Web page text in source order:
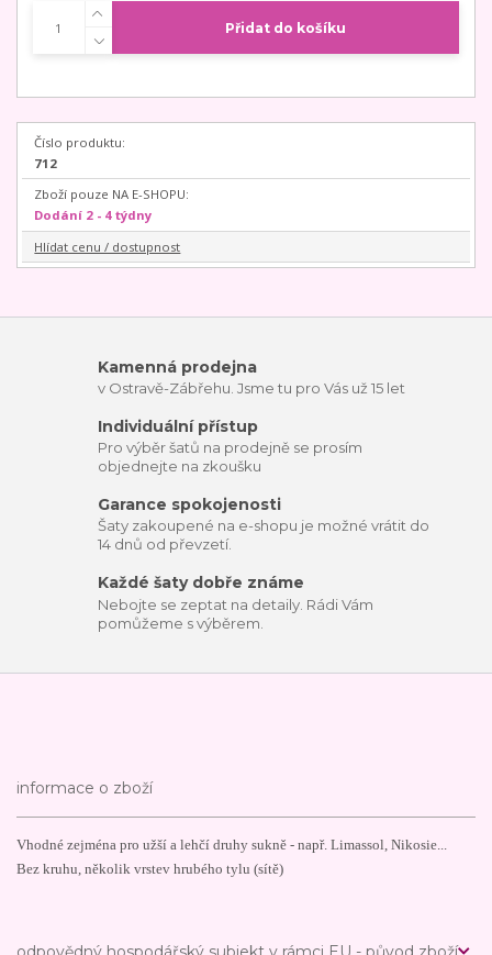
Přidat do košíku
Číslo produktu:
712
Zboží pouze NA E-SHOPU:
Dodání 2 - 4 týdny
Hlídat cenu / dostupnost
Kamenná prodejna
v Ostravě-Zábřehu. Jsme tu pro Vás už 15 let
Individuální přístup
Pro výběr šatů na prodejně se prosím
objednejte na zkoušku
Garance spokojenosti
Šaty zakoupené na e-shopu je možné vrátit do
14 dnů od převzetí.
Každé šaty dobře známe
Nebojte se zeptat na detaily. Rádi Vám
pomůžeme s výběrem.
informace o zboží
Vhodné zejména pro užší a lehčí druhy sukně - např. Limassol, Nikosie...
Bez kruhu, několik vrstev hrubého tylu (sítě)